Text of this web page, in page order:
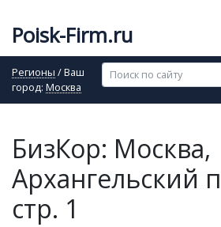
Poisk-Firm.ru
Регионы / Ваш
город: Москва
БизКор: Москва,
Архангельский
стр. 1